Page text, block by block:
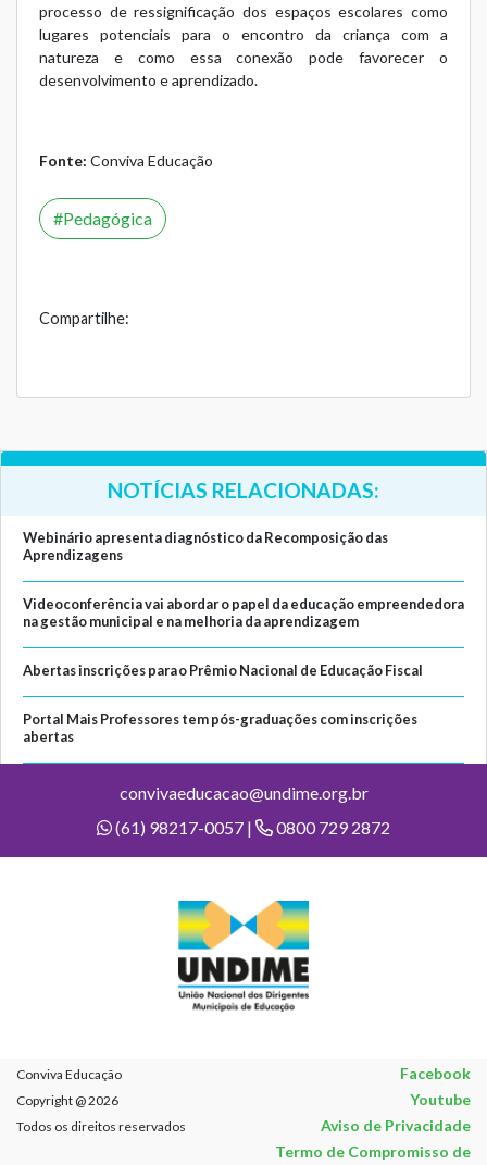
processo de ressignificação dos espaços escolares como
lugares potenciais para o encontro da criança com a
natureza e como essa conexão pode favorecer o
desenvolvimento e aprendizado.
Fonte: Conviva Educação
Pedagógica
Compartilhe:
NOTÍCIAS RELACIONADAS:
Webinário apresenta diagnóstico da Recomposição das
Aprendizagens
Videoconferência vai abordar o papel da educação empreendedora
na gestão municipal e na melhoria da aprendizagem
Abertas inscrições para o Prêmio Nacional de Educação Fiscal
Portal Mais Professores tem pós-graduações com inscrições
abertas
convivaeducacao@undime.org.br
(61) 98217-0057 |
0800 729 2872
Conviva Educação Facebook
Copyright @ 2026 Youtube
Todos os direitos reservados
Aviso de Privacidade
Termo de Compromisso de